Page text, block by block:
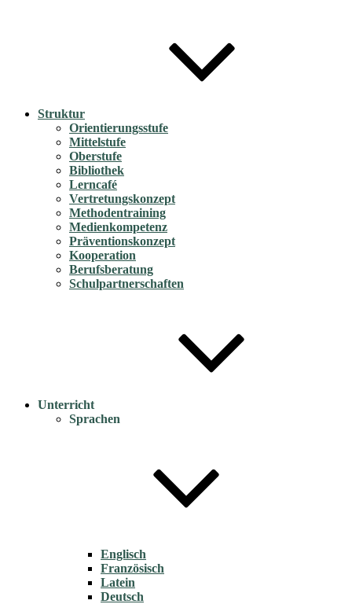
Struktur
Orientierungsstufe
Mittelstufe
Oberstufe
Bibliothek
Lerncafé
Vertretungskonzept
Methodentraining
Medienkompetenz
Präventionskonzept
Kooperation
Berufsberatung
Schulpartnerschaften
Unterricht
Sprachen
Englisch
Französisch
Latein
Deutsch